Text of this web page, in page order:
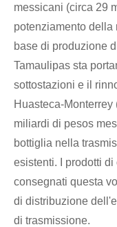
messicani (circa 29
potenziamento della
base di produzione
Tamaulipas sta
sottostazioni e il
Huasteca-
miliardi di pesos
bottiglia nella
esistenti. I prodotti
consegnati questa
di distribuzione
di trasmissione.